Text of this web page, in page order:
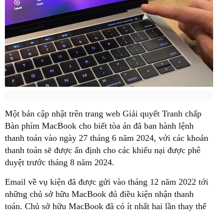
Một bản cập nhật trên trang web Giải quyết Tranh chấp
Bàn phím MacBook cho biết tòa án đã ban hành lệnh
thanh toán vào ngày 27 tháng 6 năm 2024, với các khoản
thanh toán sẽ được ấn định cho các khiếu nại được phê
duyệt trước tháng 8 năm 2024.
Email về vụ kiện đã được gửi vào tháng 12 năm 2022 tới
những chủ sở hữu MacBook đủ điều kiện nhận thanh
toán. Chủ sở hữu MacBook đã có ít nhất hai lần thay thế